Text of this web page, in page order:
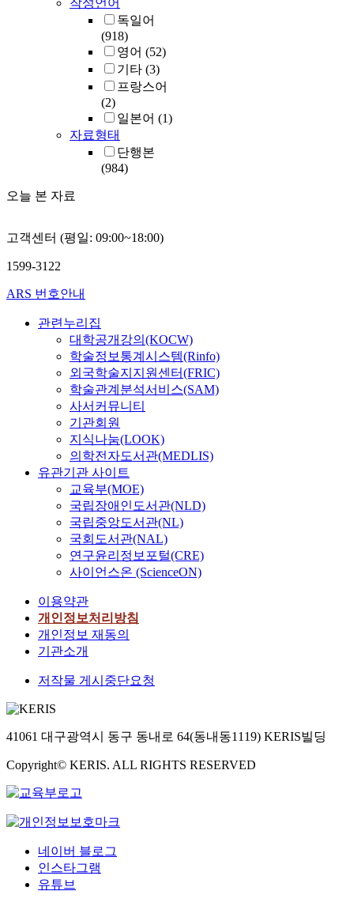
작성언어
독일어
(918)
영어 (52)
기타 (3)
프랑스어
(2)
일본어 (1)
자료형태
단행본
(984)
오늘 본 자료
고객센터 (평일: 09:00~18:00)
1599-3122
ARS 번호안내
관련누리집
대학공개강의(KOCW)
학술정보통계시스템(Rinfo)
외국학술지지원센터(FRIC)
학술관계분석서비스(SAM)
사서커뮤니티
기관회원
지식나눔(LOOK)
의학전자도서관(MEDLIS)
유관기관 사이트
교육부(MOE)
국립장애인도서관(NLD)
국립중앙도서관(NL)
국회도서관(NAL)
연구윤리정보포털(CRE)
사이언스온 (ScienceON)
이용약관
개인정보처리방침
개인정보 재동의
기관소개
저작물 게시중단요청
41061 대구광역시 동구 동내로 64(동내동1119) KERIS빌딩
Copyright© KERIS. ALL RIGHTS RESERVED
네이버 블로그
인스타그램
유튜브